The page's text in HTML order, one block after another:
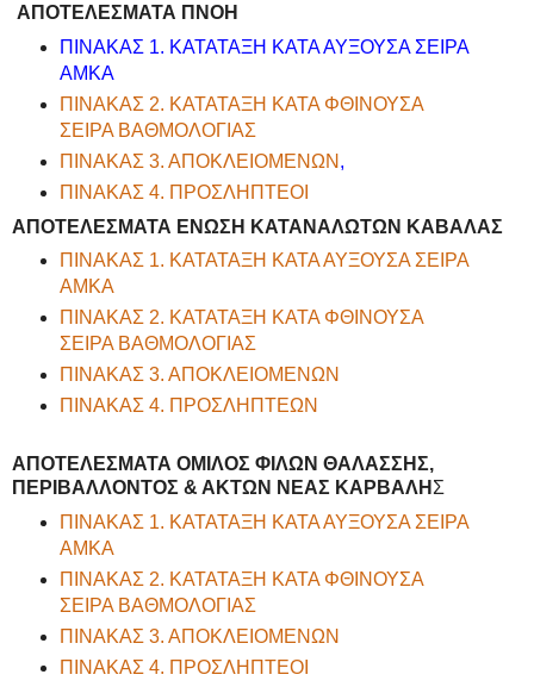
ΑΠΟΤΕΛΕΣΜΑΤΑ ΠΝΟΗ
ΠΙΝΑΚΑΣ 1. ΚΑΤΑΤΑΞΗ ΚΑΤΑ ΑΥΞΟΥΣΑ ΣΕΙΡΑ
ΑΜΚΑ
ΠΙΝΑΚΑΣ 2. ΚΑΤΑΤΑΞΗ ΚΑΤΑ ΦΘΙΝΟΥΣΑ
ΣΕΙΡΑ ΒΑΘΜΟΛΟΓΙΑΣ
ΠΙΝΑΚΑΣ 3. ΑΠΟΚΛΕΙΟΜΕΝΩΝ ,
ΠΙΝΑΚΑΣ 4. ΠΡΟΣΛΗΠΤΕΟΙ
ΑΠΟΤΕΛΕΣΜΑΤΑ ΕΝΩΣΗ ΚΑΤΑΝΑΛΩΤΩΝ ΚΑΒΑΛΑΣ
ΠΙΝΑΚΑΣ 1. ΚΑΤΑΤΑΞΗ ΚΑΤΑ ΑΥΞΟΥΣΑ ΣΕΙΡΑ
ΑΜΚΑ
ΠΙΝΑΚΑΣ 2. ΚΑΤΑΤΑΞΗ ΚΑΤΑ ΦΘΙΝΟΥΣΑ
ΣΕΙΡΑ ΒΑΘΜΟΛΟΓΙΑΣ
ΠΙΝΑΚΑΣ 3. ΑΠΟΚΛΕΙΟΜΕΝΩΝ
ΠΙΝΑΚΑΣ 4. ΠΡΟΣΛΗΠΤΕΩΝ
ΑΠΟΤΕΛΕΣΜΑΤΑ ΟΜΙΛΟΣ ΦΙΛΩΝ ΘΑΛΑΣΣΗΣ,
ΠΕΡΙΒΑΛΛΟΝΤΟΣ & ΑΚΤΩΝ ΝΕΑΣ ΚΑΡΒΑΛΗ Σ
ΠΙΝΑΚΑΣ 1. ΚΑΤΑΤΑΞΗ ΚΑΤΑ ΑΥΞΟΥΣΑ ΣΕΙΡΑ
ΑΜΚΑ
ΠΙΝΑΚΑΣ 2. ΚΑΤΑΤΑΞΗ ΚΑΤΑ ΦΘΙΝΟΥΣΑ
ΣΕΙΡΑ ΒΑΘΜΟΛΟΓΙΑΣ
ΠΙΝΑΚΑΣ 3. ΑΠΟΚΛΕΙΟΜΕΝΩΝ
ΠΙΝΑΚΑΣ 4. ΠΡΟΣΛΗΠΤΕΟΙ